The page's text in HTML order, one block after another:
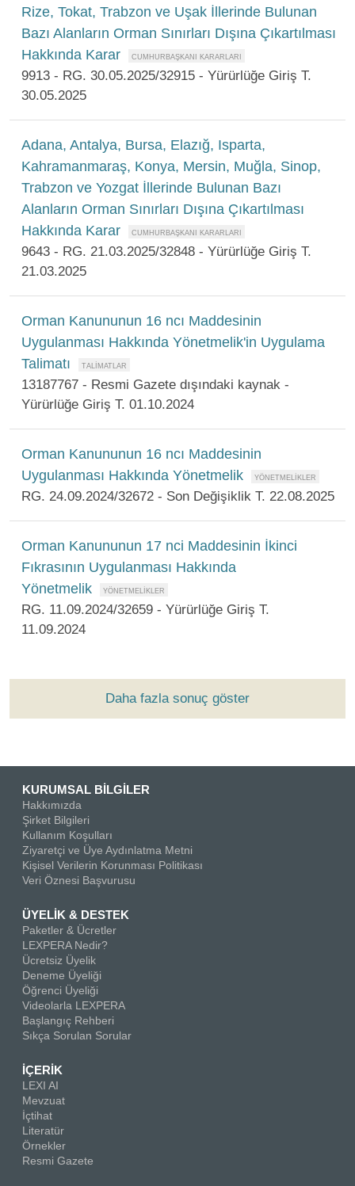
Rize, Tokat, Trabzon ve Uşak İllerinde Bulunan
Bazı Alanların Orman Sınırları Dışına Çıkartılması
Hakkında Karar
9913 - RG. 30.05.2025/32915 - Yürürlüğe Giriş T.
30.05.2025
Adana, Antalya, Bursa, Elazığ, Isparta,
Kahramanmaraş, Konya, Mersin, Muğla, Sinop,
Trabzon ve Yozgat İllerinde Bulunan Bazı
Alanların Orman Sınırları Dışına Çıkartılması
Hakkında Karar
9643 - RG. 21.03.2025/32848 - Yürürlüğe Giriş T.
21.03.2025
Orman Kanununun 16 ncı Maddesinin
Uygulanması Hakkında Yönetmelik'in Uygulama
Talimatı
13187767 - Resmi Gazete dışındaki kaynak -
Yürürlüğe Giriş T. 01.10.2024
Orman Kanununun 16 ncı Maddesinin
Uygulanması Hakkında Yönetmelik
RG. 24.09.2024/32672 - Son Değişiklik T. 22.08.2025
Orman Kanununun 17 nci Maddesinin İkinci
Fıkrasının Uygulanması Hakkında
Yönetmelik
RG. 11.09.2024/32659 - Yürürlüğe Giriş T.
11.09.2024
Daha fazla sonuç göster
KURUMSAL BİLGİLER
Hakkımızda
Şirket Bilgileri
Kullanım Koşulları
Ziyaretçi ve Üye Aydınlatma Metni
Kişisel Verilerin Korunması Politikası
Veri Öznesi Başvurusu
ÜYELİK & DESTEK
Paketler & Ücretler
LEXPERA Nedir?
Ücretsiz Üyelik
Deneme Üyeliği
Öğrenci Üyeliği
Videolarla LEXPERA
Başlangıç Rehberi
Sıkça Sorulan Sorular
İÇERİK
LEXI AI
Mevzuat
İçtihat
Literatür
Örnekler
Resmi Gazete